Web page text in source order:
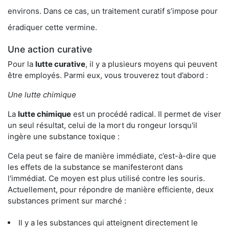
environs. Dans ce cas, un traitement curatif s’impose pour
éradiquer cette vermine.
Une action curative
Pour la lutte curative, il y a plusieurs moyens qui peuvent
être employés. Parmi eux, vous trouverez tout d’abord :
Une lutte chimique
La lutte chimique est un procédé radical. Il permet de viser
un seul résultat, celui de la mort du rongeur lorsqu'il
ingère une substance toxique :
Cela peut se faire de manière immédiate, c’est-à-dire que
les effets de la substance se manifesteront dans
l'immédiat. Ce moyen est plus utilisé contre les souris.
Actuellement, pour répondre de manière efficiente, deux
substances priment sur marché :
Il y a les substances qui atteignent directement le